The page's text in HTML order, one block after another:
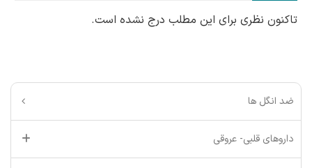
تاکنون نظری برای این مطلب درج نشده است.
ضد انگل ها
داروهای قلبی- عروقی